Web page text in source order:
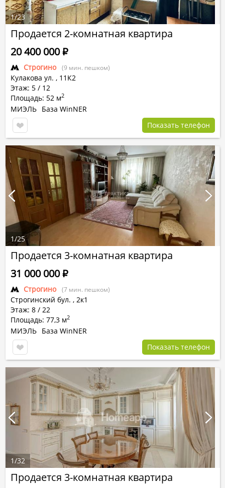
Продается 2-комнатная квартира
Строгино (9 мин. пешком)
Кулакова ул. , 11К2
Этаж: 5 / 12
Площадь: 52 м2
20 400 000Р
МИЭЛЬ База WinNER
Показать телефон
1/23
Продается 3-комнатная квартира
Строгино (7 мин. пешком)
Строгинский бул. , 2к1
Этаж: 8 / 22
Площадь: 77,3 м2
31 000 000Р
МИЭЛЬ База WinNER
Показать телефон
1/25
Продается 3-комнатная квартира
1/32